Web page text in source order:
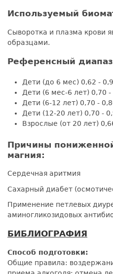
Используемый
Сыворотка и плазма крови
образцами.
Референсный
Дети (до 6 мес) 0,62 -
Дети (6 мес-6 лет) 0,70
Дети (6-12 лет) 0,70 -
Дети (12-20 лет) 0,70 -
Взрослые (от 20 лет)
Причины
магния:
Сердечная аритмия
Сахарный диабет
Применение петлевых
аминогликозидовых
БИБЛИОГРАФИЯ
Способ подготовки:
Общие правила: